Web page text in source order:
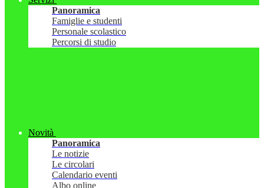
Panoramica
Famiglie e studenti
Personale scolastico
Percorsi di studio
Novità
Panoramica
Le notizie
Le circolari
Calendario eventi
Albo online